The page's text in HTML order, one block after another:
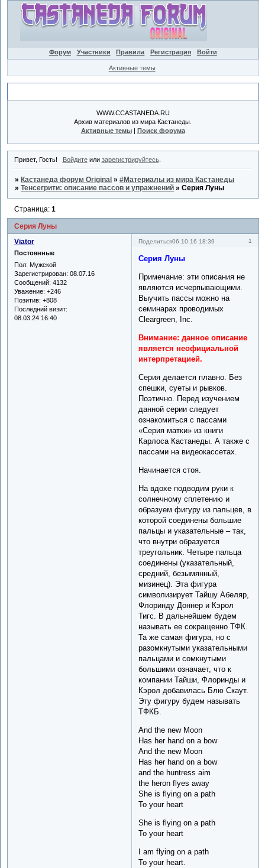
Форум Участники Правила Регистрация Войти
Активные темы
WWW.CCASTANEDA.RU
Архив материалов из мира Кастанеды.
Активные темы| Поиск форума
Привет, Гость! Войдитеили зарегистрируйтесь.
» Кастанеда форум Original »#Материалы из мира Кастанеды
»Тенсегрити: описание пассов и упражнений »Серия Луны
Серия Луны
Страница:1
Поделиться 1
06.10.16 18:39
Viator
Постоянные
Пол: Мужской
Зарегистрирован: 08.07.16
Сообщений: 4132
Уважение: +246
Позитив: +808
Последний визит:
08.03.24 16:40
Серия Луны
Примечание: эти описания не
являются исчерпывающими.
Выучить пассы можно на
семинарах проводимых
Cleargreen, Inc.
Внимание: данное описание
является неофициальной
интерпретацией.
Серия делается плавно. Без
спешки, суеты и рывков.
Поэтично. Перед изучением
данной серии следует
ознакомиться с пассами
«Серия матки» из книги
Карлоса Кастанеды. А также с
пассами на видеокассетах.
Начинается стоя.
На вдохе подводим руки к
солнечному сплетению и
образуем фигуру из пальцев, в
которой соединены большие
пальцы и указательные – так,
что внутри образуется
треугольник. Четыре пальца
соединены (указательный,
средний, безымянный,
мизинец). Эта фигура
символизирует Тайшу Абеляр,
Флоринду Доннер и Кэрол
Тигс. В дальнейшем будем
называть ее сокращенно ТФК.
Та же самая фигура, но с
разомкнутыми указательными
пальцами и сомкнутыми
большими означает, что к
компании Тайши, Флоринды и
Кэрол добавилась Блю Скаут.
Эту фигуру будем называть
ТФКБ.
And the new Moon
Has her hand on a bow
And the new Moon
Has her hand on a bow
and the huntress aim
the heron flyes away
She is flying on a path
To your heart
She is flying on a path
To your heart
I am flying on a path
To your heart.